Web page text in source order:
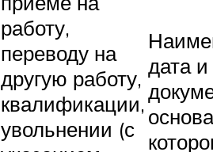
работу,
переводу на
другую работу,
квалификации,
увольнении (с
дата